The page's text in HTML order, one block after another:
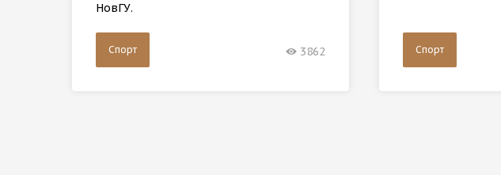
НовГУ.
Спорт 3862 Спорт